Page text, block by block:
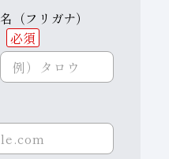
名（フリガナ）
必須